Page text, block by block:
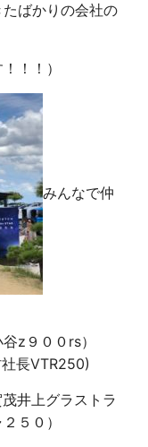
ばかりの会社の
！！）
みんなで仲
z９００rs）
長VTR250)
井上グラストラ
５０）